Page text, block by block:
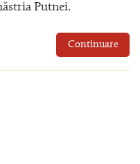
Putnei.
Continuare